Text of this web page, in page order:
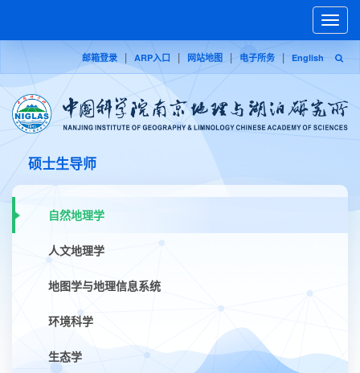
邮箱登录 | ARP入口 | 网站地图 | 电子所务 | English
Toggle
硕士生导师
自然地理学
人文地理学
地图学与地理信息系统
环境科学
生态学